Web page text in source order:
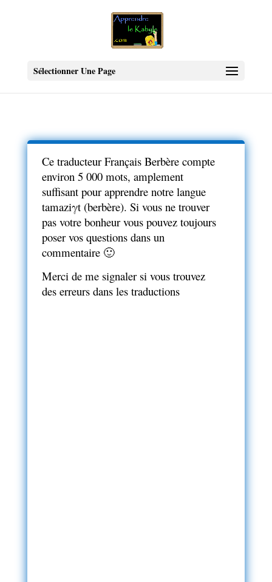
Sélectionner Une Page
Ce traducteur Français Berbère compte
environ 5 000 mots, amplement
suffisant pour apprendre notre langue
tamaziγt (berbère). Si vous ne trouver
pas votre bonheur vous pouvez toujours
poser vos questions dans un
commentaire 🙂
Merci de me signaler si vous trouvez
des erreurs dans les traductions